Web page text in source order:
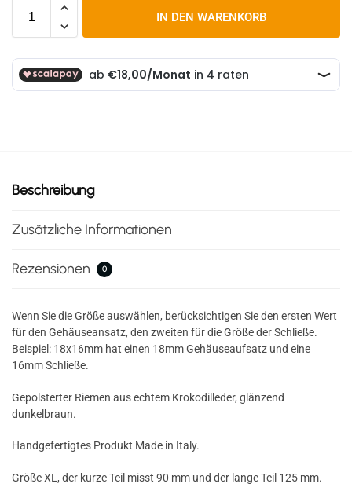
IN DEN WARENKORB
Beschreibung
Zusätzliche Informationen
Rezensionen 0
Wenn Sie die Größe auswählen, berücksichtigen Sie den ersten Wert
für den Gehäuseansatz, den zweiten für die Größe der Schließe.
Beispiel: 18x16mm hat einen 18mm Gehäuseaufsatz und eine
16mm Schließe.
Gepolsterter Riemen aus echtem Krokodilleder, glänzend
dunkelbraun.
Handgefertigtes Produkt Made in Italy.
Größe XL, der kurze Teil misst 90 mm und der lange Teil 125 mm.